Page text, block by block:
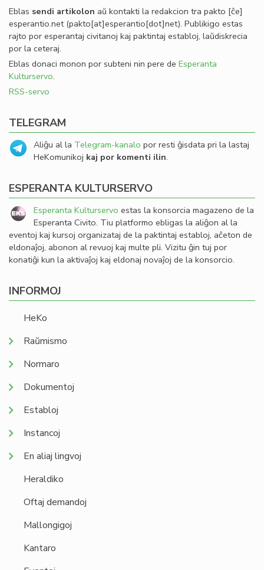
Eblas sendi artikolon aŭ kontakti la redakcion tra pakto [ĉe]
esperantio.net(pakto[at]esperantio[dot]net). Publikigo estas
rajto por esperantaj civitanoj kaj paktintaj establoj, laŭdiskrecia
por la ceteraj.
Eblas donaci monon por subteni nin pere de Esperanta
Kulturservo.
RSS-servo
TELEGRAM
Aliĝu al la Telegram-kanalo por resti ĝisdata pri la lastaj
HeKomunikoj kaj por komenti ilin.
ESPERANTA KULTURSERVO
Esperanta Kulturservo estas la konsorcia magazeno de la
Esperanta Civito. Tiu platformo ebligas la aliĝon al la
eventoj kaj kursoj organizataj de la paktintaj establoj, aĉeton de
eldonaĵoj, abonon al revuoj kaj multe pli. Vizitu ĝin tuj por
konatiĝi kun la aktivaĵoj kaj eldonaj novaĵoj de la konsorcio.
INFORMOJ
HeKo
Raŭmismo
Normaro
Dokumentoj
Establoj
Instancoj
En aliaj lingvoj
Heraldiko
Oftaj demandoj
Mallongigoj
Kantaro